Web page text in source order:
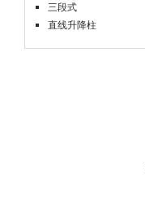
三段式
直线升降柱